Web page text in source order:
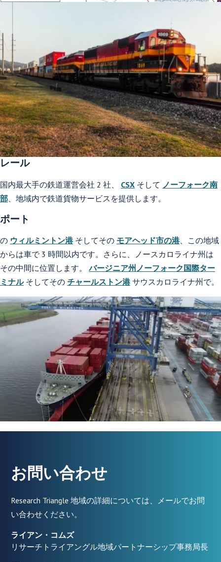
レール
国内最大手の鉄道運営会社 2 社、 CSX そして ノーフォーク南
部 、地域内で鉄道貨物サービスを提供します。
ポート
の ウィルミントン港そしてその モアヘッド市の港、この地域
からは車で 3 時間以内です。さらに、ノースカロライナ州は
その中間に位置します。バージニア州ノーフォーク国際ター
ミナルそしてその チャールストン港サウスカロライナ州で。
お問い合わせ
Research Triangle 地域の詳細については、メールでお問
い合わせください。
ライアン・コムズ
リサーチトライアングル地域パートナーシップ事務局長